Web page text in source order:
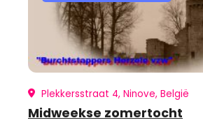
Plekkersstraat 4, Ninove, België
Midweekse zomertocht